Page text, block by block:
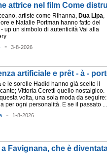
attrice nel film Come
artiste come Rihanna, Dua Lipa,
e Natalie Portman hanno fatto del
up un simbolo di autenticità Vai alla
- 3-8-2026
artificiale e prêt - à -
e le sorelle Hadid hanno già scelto il
Vittoria Ceretti quello nostalgico.
volta, una sola moda da seguire:
per ogni personalità. E se il passato ...
- 1-8-2026
Favignana, che è